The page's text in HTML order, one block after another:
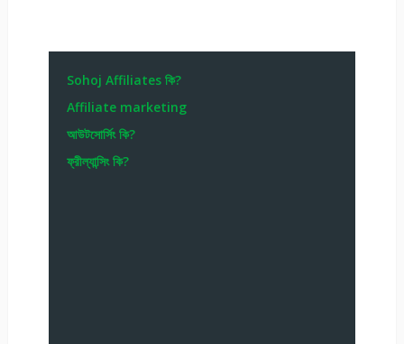
Sohoj Affiliates কি?
Affiliate marketing
আউটসোর্সিং কি?
ফ্রীল্যান্সিং কি?